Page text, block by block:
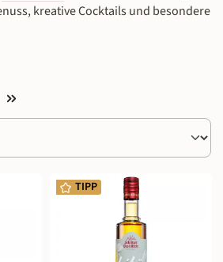
kreative Cocktails und besondere
TIPP